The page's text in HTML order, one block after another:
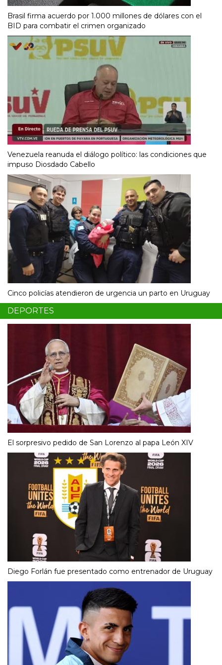
Brasil firma acuerdo por 1.000 millones de dólares con el
BID para combatir el crimen organizado
Venezuela reanuda el diálogo político: las condiciones que
impuso Diosdado Cabello
Cinco policías atendieron de urgencia un parto en Uruguay
DEPORTES
El sorpresivo pedido de San Lorenzo al papa León XIV
Diego Forlán fue presentado como entrenador de Uruguay